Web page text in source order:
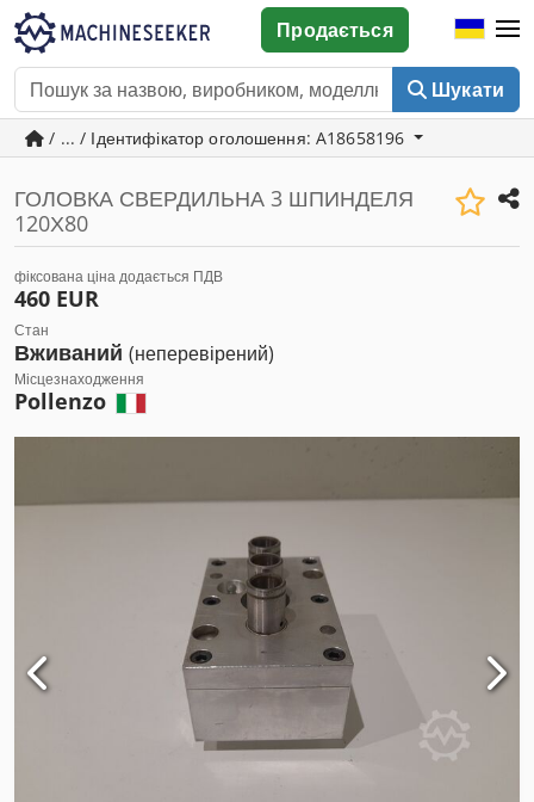
Шукати
Продається
/ ... / Ідентифікатор оголошення: A18658196
ГОЛОВКА СВЕРДИЛЬНА 3 ШПИНДЕЛЯ
120Х80
фіксована ціна додається ПДВ
460 EUR
Стан
Вживаний (неперевірений)
Місцезнаходження
Pollenzo